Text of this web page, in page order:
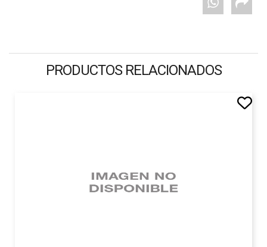
PRODUCTOS RELACIONADOS